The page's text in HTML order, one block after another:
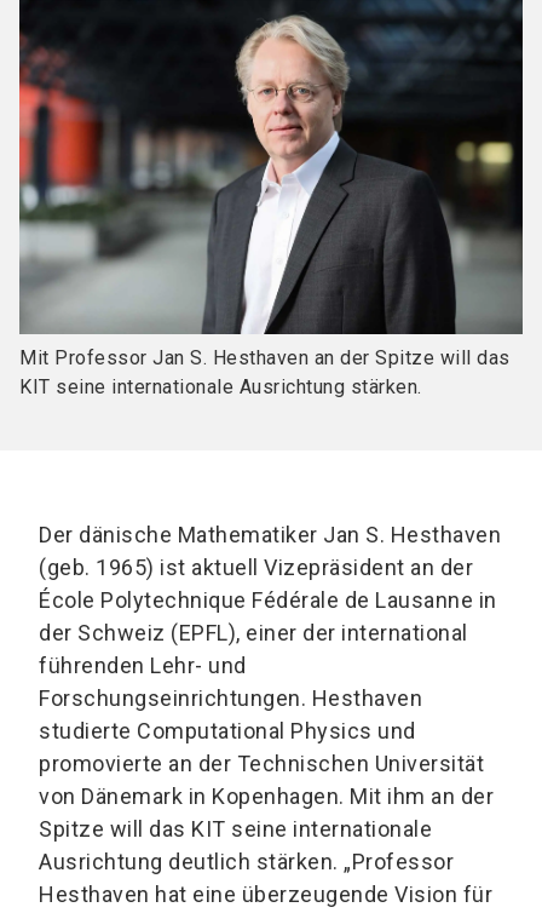
Mit Professor Jan S. Hesthaven an der Spitze will das
KIT seine internationale Ausrichtung stärken.
Der dänische Mathematiker Jan S. Hesthaven
(geb. 1965) ist aktuell Vizepräsident an der
École Polytechnique Fédérale de Lausanne in
der Schweiz (EPFL), einer der international
führenden Lehr- und
Forschungseinrichtungen. Hesthaven
studierte Computational Physics und
promovierte an der Technischen Universität
von Dänemark in Kopenhagen. Mit ihm an der
Spitze will das KIT seine internationale
Ausrichtung deutlich stärken. „Professor
Hesthaven hat eine überzeugende Vision für